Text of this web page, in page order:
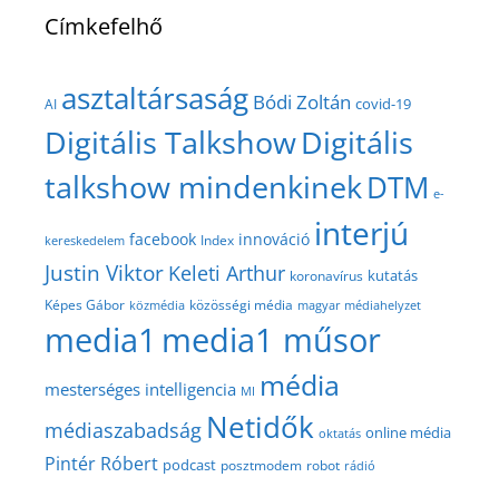
Címkefelhő
AI asztaltársaság Bódi Zoltán covid-19
Digitális TalkshowDigitális
talkshow mindenkinekDTM e-
kereskedelem facebook Index innováció interjú
Justin Viktor Keleti Arthur koronavírus kutatás
Képes Gábor közmédia közösségi média magyar médiahelyzet
media1 media1 műsor
mesterséges intelligencia MI média
médiaszabadság Netidők oktatás online média
Pintér Róbert podcast posztmodem robot rádió